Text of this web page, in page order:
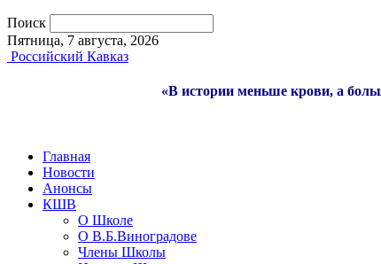
Поиск
Пятница, 7 августа, 2026
Российский Кавказ
«В истории меньше крови, а
Главная
Новости
Анонсы
КШВ
О Школе
О В.Б.Виноградове
Члены Школы